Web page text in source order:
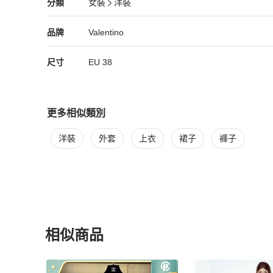
分類 女裝
洋裝
女裝/洋裝推薦
品牌
Valentino 精品女裝品牌介紹
Valentino
Valentino 推薦清單
尺寸 EU 38
更多相似類別
更多Valentino 女裝 相似商品推薦
洋裝 外套 上衣 裙子 褲子
相似商品
更多相似Valentino女裝推薦精品